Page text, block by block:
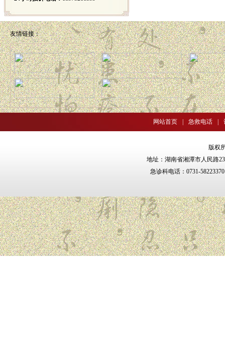
友情链接：
网站首页 急救电话
版权
地址：湖南省湘潭市人民路
急诊科电话：0731-